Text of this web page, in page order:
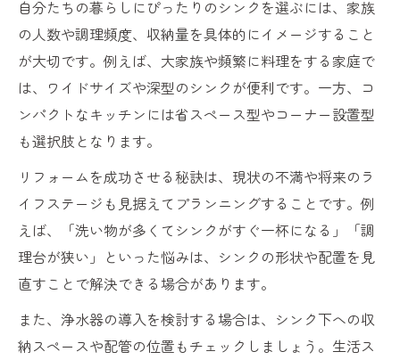
自分たちの暮らしにぴったりのシンクを選ぶには、家族
の人数や調理頻度、収納量を具体的にイメージすること
が大切です。例えば、大家族や頻繁に料理をする家庭で
は、ワイドサイズや深型のシンクが便利です。一方、コ
ンパクトなキッチンには省スペース型やコーナー設置型
も選択肢となります。
リフォームを成功させる秘訣は、現状の不満や将来のラ
イフステージも見据えてプランニングすることです。例
えば、「洗い物が多くてシンクがすぐ一杯になる」「調
理台が狭い」といった悩みは、シンクの形状や配置を見
直すことで解決できる場合があります。
また、浄水器の導入を検討する場合は、シンク下への収
納スペースや配管の位置もチェックしましょう。生活ス